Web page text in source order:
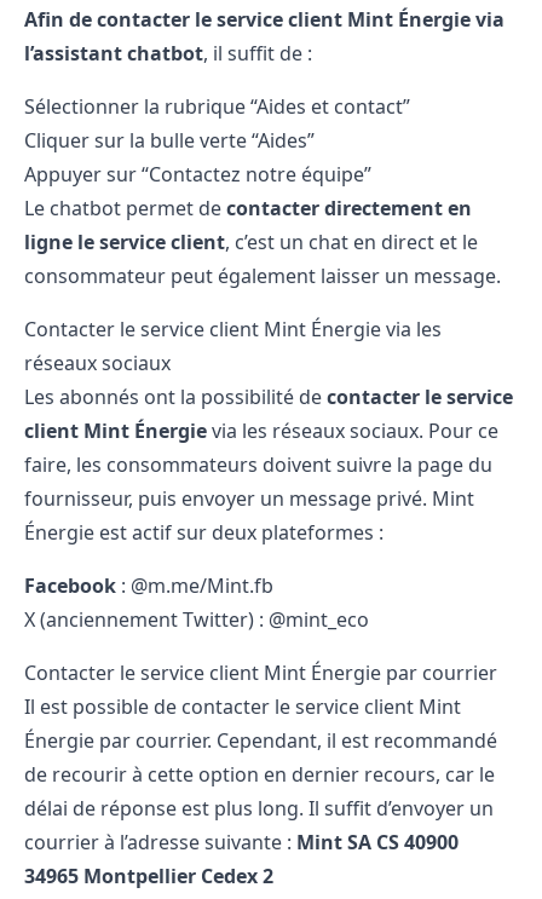
Afin de contacter le service client Mint Énergie via
l’assistant chatbot, il suffit de :
Sélectionner la rubrique “Aides et contact”
Cliquer sur la bulle verte “Aides”
Appuyer sur “Contactez notre équipe”
Le chatbot permet decontacter directement en
ligne le service client, c’est un chat en direct et le
consommateur peut également laisser un message.
Contacter le service client Mint Énergie via les
réseaux sociaux
Les abonnés ont la possibilité decontacter le service
client Mint Énergievia les réseaux sociaux. Pour ce
faire, les consommateurs doivent suivre la page du
fournisseur, puis envoyer un message privé. Mint
Énergie est actif sur deux plateformes :
Facebook : @m.me/Mint.fb
X (anciennement Twitter) : @mint_eco
Contacter le service client Mint Énergie par courrier
Il est possible de contacter le service client Mint
Énergie par courrier. Cependant, il est recommandé
de recourir à cette option en dernier recours, car le
délai de réponse est plus long. Il suffit d’envoyer un
courrier à l’adresse suivante : Mint SA CS 40900
34965 Montpellier Cedex 2